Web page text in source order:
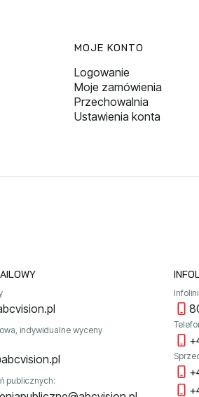
MOJE KONTO
Logowanie
Moje zamówienia
Przechowalnia
Ustawienia konta
indywidualne wyceny
publicznych: